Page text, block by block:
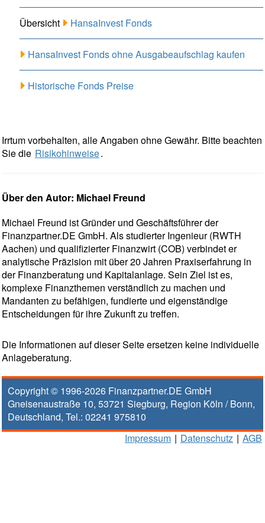
Übersicht HansaInvest Fonds
HansaInvest Fonds ohne Ausgabeaufschlag kaufen
Historische Fonds Preise
Irrtum vorbehalten, alle Angaben ohne Gewähr. Bitte beachten
Sie die Risikohinweise.
Über den Autor: Michael Freund
Michael Freund ist Gründer und Geschäftsführer der
Finanzpartner.DE GmbH. Als studierter Ingenieur (RWTH
Aachen) und qualifizierter Finanzwirt (COB) verbindet er
analytische Präzision mit über 20 Jahren Praxiserfahrung in
der Finanzberatung und Kapitalanlage. Sein Ziel ist es,
komplexe Finanzthemen verständlich zu machen und
Mandanten zu befähigen, fundierte und eigenständige
Entscheidungen für ihre Zukunft zu treffen.
Die Informationen auf dieser Seite ersetzen keine individuelle
Anlageberatung.
Copyright © 1996-2026 Finanzpartner.DE GmbH
Gneisenaustraße 10, 53721 Siegburg, Region Köln / Bonn,
Deutschland, Tel.: 02241 975810
Impressum | Datenschutz | AGB